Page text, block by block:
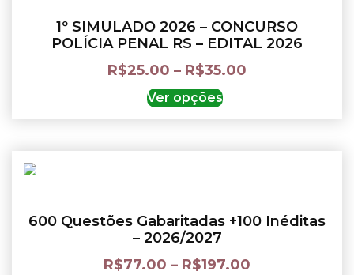
1º SIMULADO 2026 – CONCURSO
POLÍCIA PENAL RS – EDITAL 2026
R$25.00 – R$35.00
Ver opções
600 Questões Gabaritadas +100 Inéditas
– 2026/2027
R$77.00 – R$197.00